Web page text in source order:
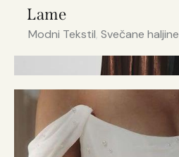
Lame
Modni Tekstil, Svečane haljine